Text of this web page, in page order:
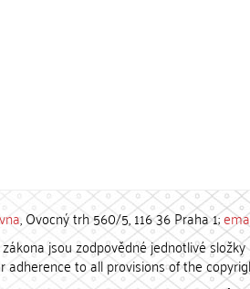
, Ovocný trh 560/5, 116 36 Praha 1;
jsou zodpovědné jednotlivé
to all provisions of the